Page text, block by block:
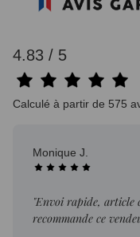
4.83 / 5
Calculé à partir de 575
Monique J.
"Envoi rapide, article
recommande ce